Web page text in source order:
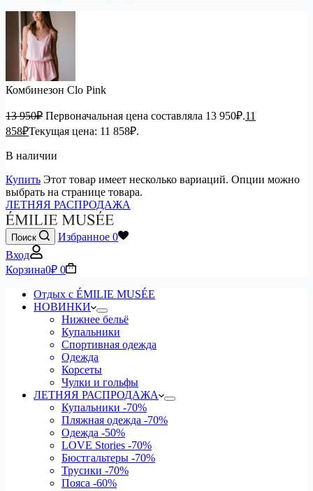
Комбинезон Clo Pink
13 950₽ Первоначальная цена составляла 13 950₽.11
858₽Текущая цена: 11 858₽.
В наличии
Купить Этот товар имеет несколько вариаций. Опции можно
выбрать на странице товара.
ЛЕТНЯЯ РАСПРОДАЖА
Поиск Избранное 0
Вход
Корзина0₽ 0
Отдых с ÉMILIE MUSÉE
НОВИНКИ
Нижнее бельё
Купальники
Спортивная одежда
Одежда
Корсеты
Чулки и гольфы
ЛЕТНЯЯ РАСПРОДАЖА
Купальники -70%
Пляжная одежда -70%
Одежда -50%
LOVE Stories -70%
Бюстгальтеры -70%
Трусики -70%
Пояса -60%